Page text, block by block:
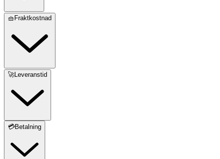
🧺Fraktkostnad
🚀Leveranstid
💳Betalning